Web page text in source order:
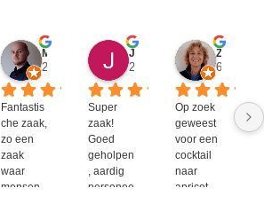
2 jaar geleden
Fantastis
che zaak,
zo een
zaak
waar
mensen
2 jaar geleden
Super
zaak!
Goed
geholpen
, aardig
personee
6 jaar
Op zoek
geweest
voor een
cocktail
naar
apricot